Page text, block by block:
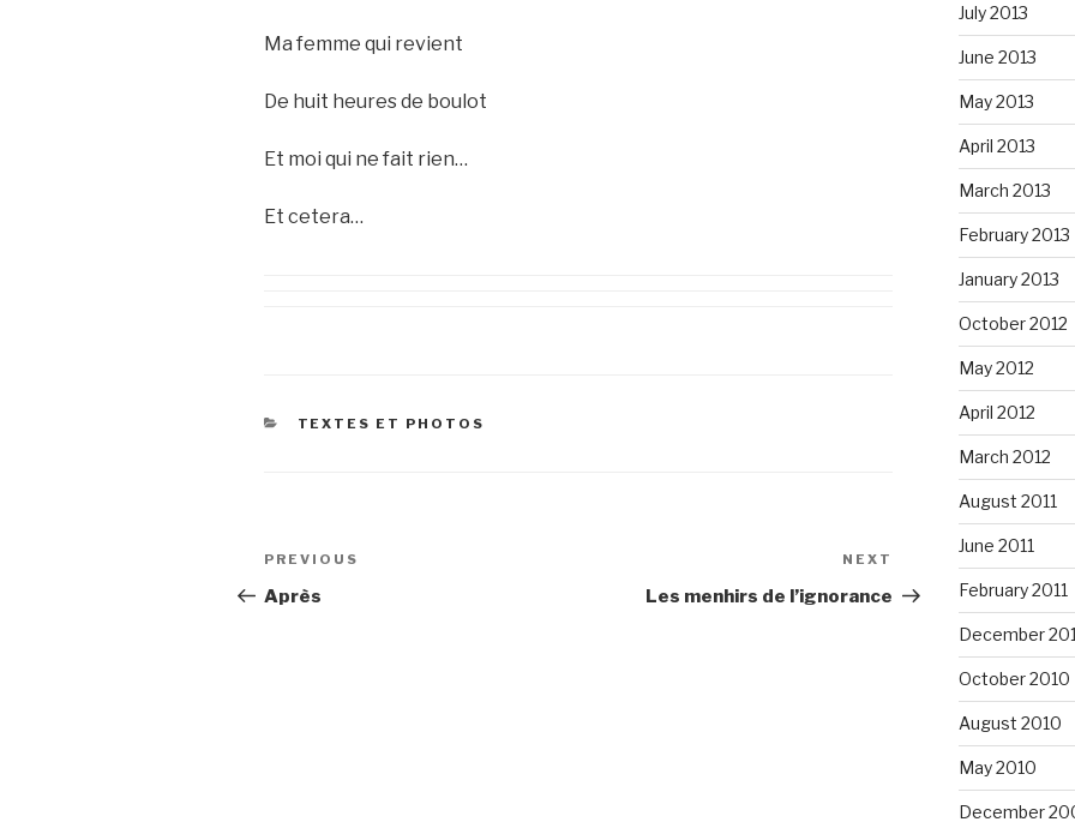
Ma femme qui revient
De huit heures de boulot
Et moi qui ne fait rien…
Et cetera…
CATEGORIES
TEXTES ET PHOTOS
Post
navigation
Previous
Post
PREVIOUS
Après
Post
NEXT
Les menhirs de l’ignorance
July 2013
June 2013
May 2013
April 2013
March 2013
February 2013
January 2013
October 2012
May 2012
April 2012
March 2012
August 2011
June 2011
February 2011
December
October 2010
August 2010
May 2010
December